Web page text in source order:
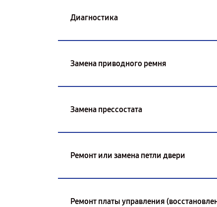
Диагностика
Замена приводного ремня
Замена прессостата
Ремонт или замена петли двери
Ремонт платы управления